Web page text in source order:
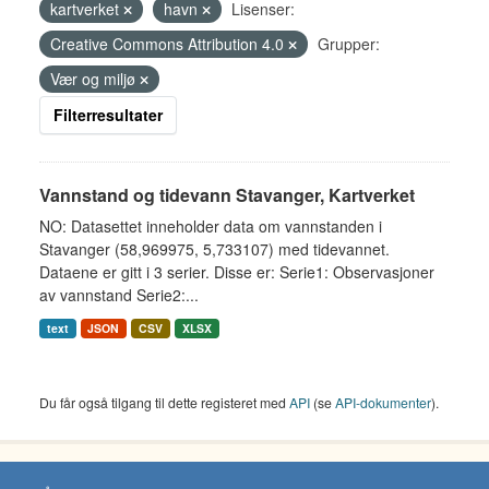
kartverket
havn
Lisenser:
Creative Commons Attribution 4.0
Grupper:
Vær og miljø
Filterresultater
Vannstand og tidevann Stavanger, Kartverket
NO: Datasettet inneholder data om vannstanden i
Stavanger (58,969975, 5,733107) med tidevannet.
Dataene er gitt i 3 serier. Disse er: Serie1: Observasjoner
av vannstand Serie2:...
text JSON CSV XLSX
Du får også tilgang til dette registeret med API (seAPI-dokumenter).